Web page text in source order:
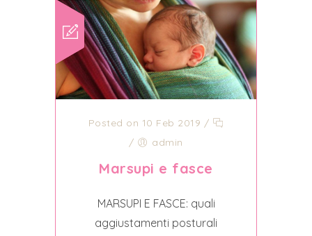
Posted on 10 Feb 2019 /
/
admin
Marsupi e fasce
MARSUPI E FASCE: quali
aggiustamenti posturali